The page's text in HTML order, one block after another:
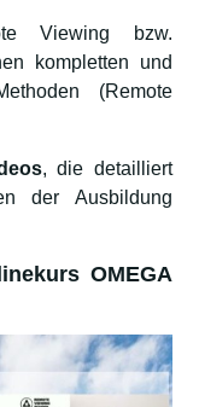
Viewing bzw.
kompletten und
(Remote
, die detailliert
der Ausbildung
OMEGA